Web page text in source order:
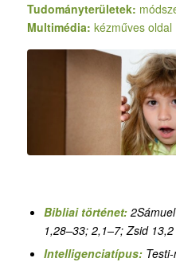
Tudományterületek:
Multimédia: kézműves oldal
Bibliai történet:
1,28–33; 2,1–7; Zsid 13,2
Intelligenciatípus: